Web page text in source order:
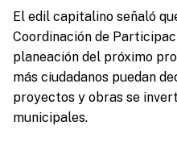
El edil capitalino señaló
Coordinación de
planeación del próximo
más ciudadanos puedan
proyectos y obras se
municipales.